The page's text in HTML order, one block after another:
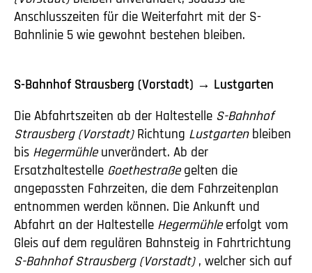
Anschlusszeiten für die Weiterfahrt mit der S-
Bahnlinie 5 wie gewohnt bestehen bleiben.
S-Bahnhof Strausberg (Vorstadt) → Lustgarten
Die Abfahrtszeiten ab der Haltestelle S-Bahnhof
Strausberg (Vorstadt)Richtung Lustgarten bleiben
bis Hegermühleunverändert. Ab der
Ersatzhaltestelle Goethestraßegelten die
angepassten Fahrzeiten, die dem Fahrzeitenplan
entnommen werden können. Die Ankunft und
Abfahrt an der Haltestelle Hegermühleerfolgt vom
Gleis auf dem regulären Bahnsteig in Fahrtrichtung
S-Bahnhof Strausberg (Vorstadt) , welcher sich auf